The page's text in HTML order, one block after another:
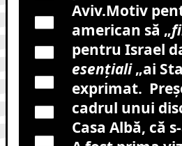
Aviv.Motiv
american să „
pentru Israel
esențiali„ai
exprimat.
cadrul unui
Casa Albă, că